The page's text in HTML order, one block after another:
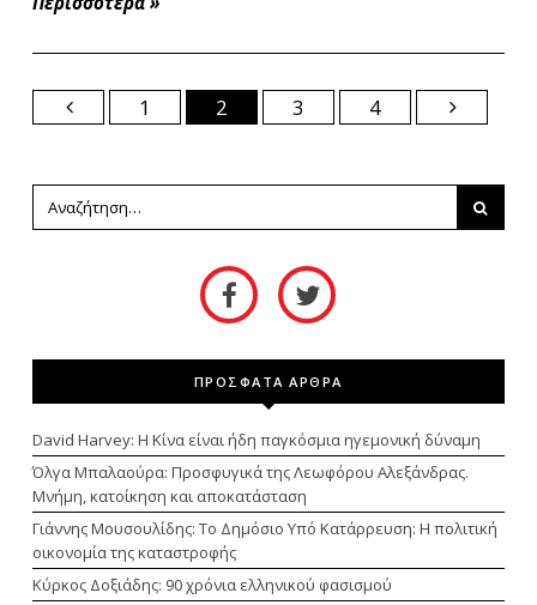
1 2 3 4
ΠΡΟΣΦΑΤΑ ΑΡΘΡΑ
David Harvey: Η Κίνα είναι ήδη παγκόσμια ηγεμονική δύναμη
Όλγα Μπαλαούρα: Προσφυγικά της Λεωφόρου Αλεξάνδρας.
Μνήμη, κατοίκηση και αποκατάσταση
Γιάννης Μουσουλίδης: Το Δημόσιο Υπό Κατάρρευση: Η πολιτική
οικονομία της καταστροφής
Κύρκος Δοξιάδης: 90 χρόνια ελληνικού φασισμού